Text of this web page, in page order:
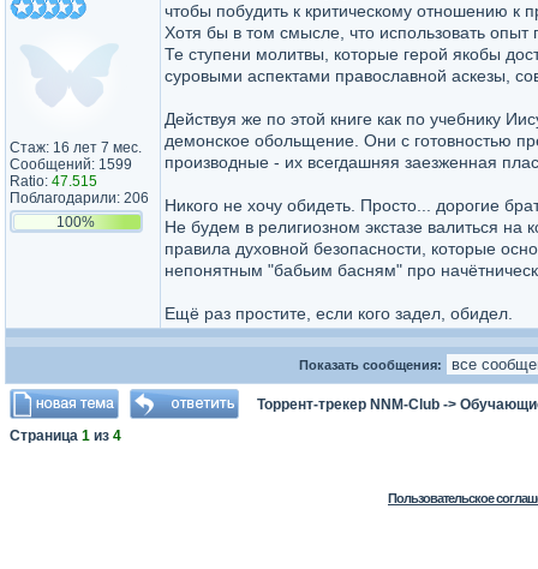
Стаж: 16 лет 7 мес.
Сообщений: 1599
Ratio: 47.515
Поблагодарили: 206
100%
чтобы побудить к критическому отношению к
Хотя бы в том смысле, что использовать опыт
Те ступени молитвы, которые герой якобы
суровыми аспектами православной аскезы,
Действуя же по этой книге как по учебнику
демонское обольщение. Они с готовностью
производные - их всегдашняя заезженная
Никого не хочу обидеть. Просто... дорогие
Не будем в религиозном экстазе валиться
правила духовной безопасности, которые
непонятным "бабьим басням" про
Ещё раз простите, если кого задел, обидел.
Показать сообщения:
Торрент-трекер NNM-Club ->
Страница 1 из 4
Пользовательское